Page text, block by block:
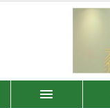
